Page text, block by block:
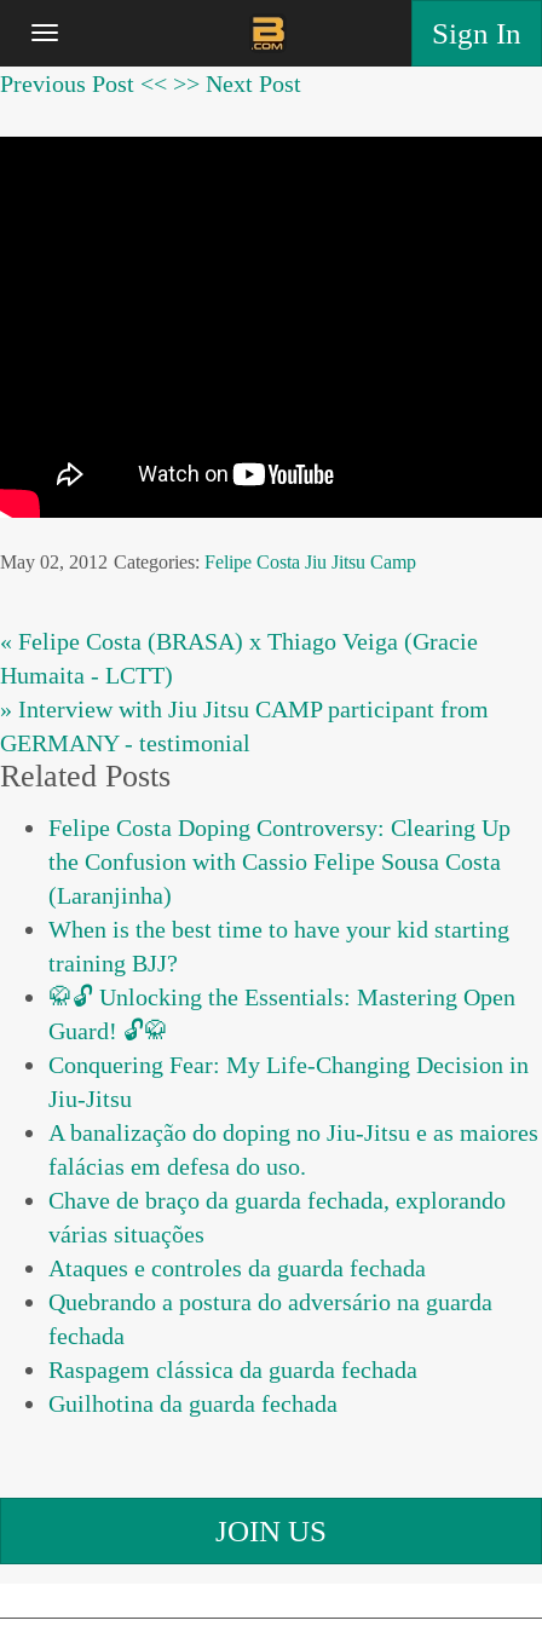
Sign In
Previous Post << >> Next Post
May 02, 2012 Categories: Felipe Costa Jiu Jitsu Camp
« Felipe Costa (BRASA) x Thiago Veiga (Gracie
Humaita - LCTT)
» Interview with Jiu Jitsu CAMP participant from
GERMANY - testimonial
Related Posts
Felipe Costa Doping Controversy: Clearing Up
the Confusion with Cassio Felipe Sousa Costa
(Laranjinha)
When is the best time to have your kid starting
training BJJ?
🥋🔓 Unlocking the Essentials: Mastering Open
Guard! 🔓🥋
Conquering Fear: My Life-Changing Decision in
Jiu-Jitsu
A banalização do doping no Jiu-Jitsu e as maiores
falácias em defesa do uso.
Chave de braço da guarda fechada, explorando
várias situações
Ataques e controles da guarda fechada
Quebrando a postura do adversário na guarda
fechada
Raspagem clássica da guarda fechada
Guilhotina da guarda fechada
JOIN US